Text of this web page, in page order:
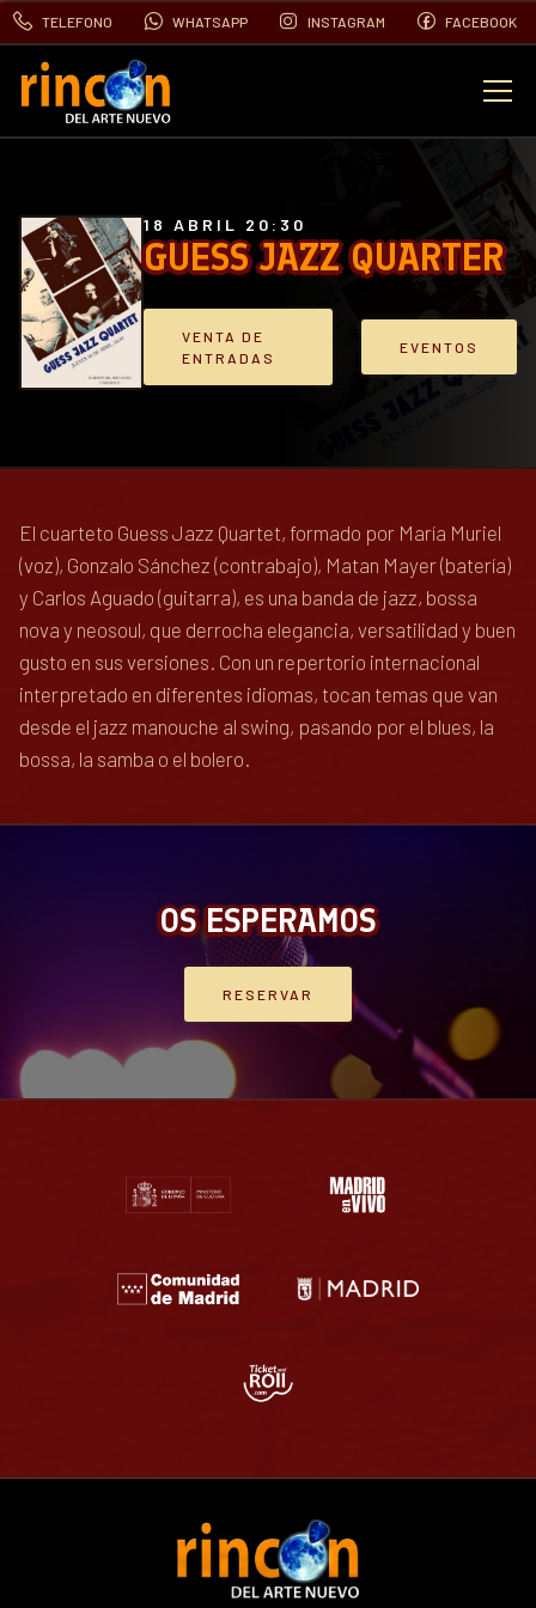
TELEFONO WHATSAPP INSTAGRAM FACEBOOK
GUESS JAZZ QUARTER
18 ABRIL 20:30
VENTA DE
ENTRADAS
EVENTOS
El cuarteto Guess Jazz Quartet, formado por María Muriel
(voz), Gonzalo Sánchez (contrabajo), Matan Mayer (batería)
y Carlos Aguado (guitarra), es una banda de jazz, bossa
nova y neosoul, que derrocha elegancia, versatilidad y buen
gusto en sus versiones. Con un repertorio internacional
interpretado en diferentes idiomas, tocan temas que van
desde el jazz manouche al swing, pasando por el blues, la
bossa, la samba o el bolero.
OS ESPERAMOS
RESERVAR
EVENTOS
CONTACTO